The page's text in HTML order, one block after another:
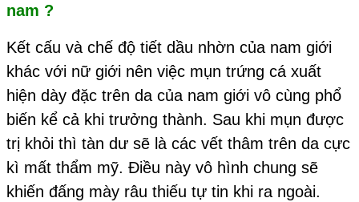
nam ?
Kết cấu và chế độ tiết dầu nhờn của nam giới
khác với nữ giới nên việc mụn trứng cá xuất
hiện dày đặc trên da của nam giới vô cùng phổ
biến kể cả khi trưởng thành. Sau khi mụn được
trị khỏi thì tàn dư sẽ là các vết thâm trên da cực
kì mất thẩm mỹ. Điều này vô hình chung sẽ
khiến đấng mày râu thiếu tự tin khi ra ngoài.